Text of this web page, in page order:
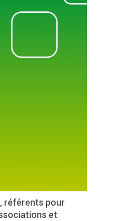
référents pour
et